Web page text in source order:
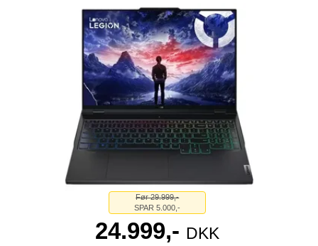
Før 29.999,-
SPAR 5.000,-
24.999,- DKK